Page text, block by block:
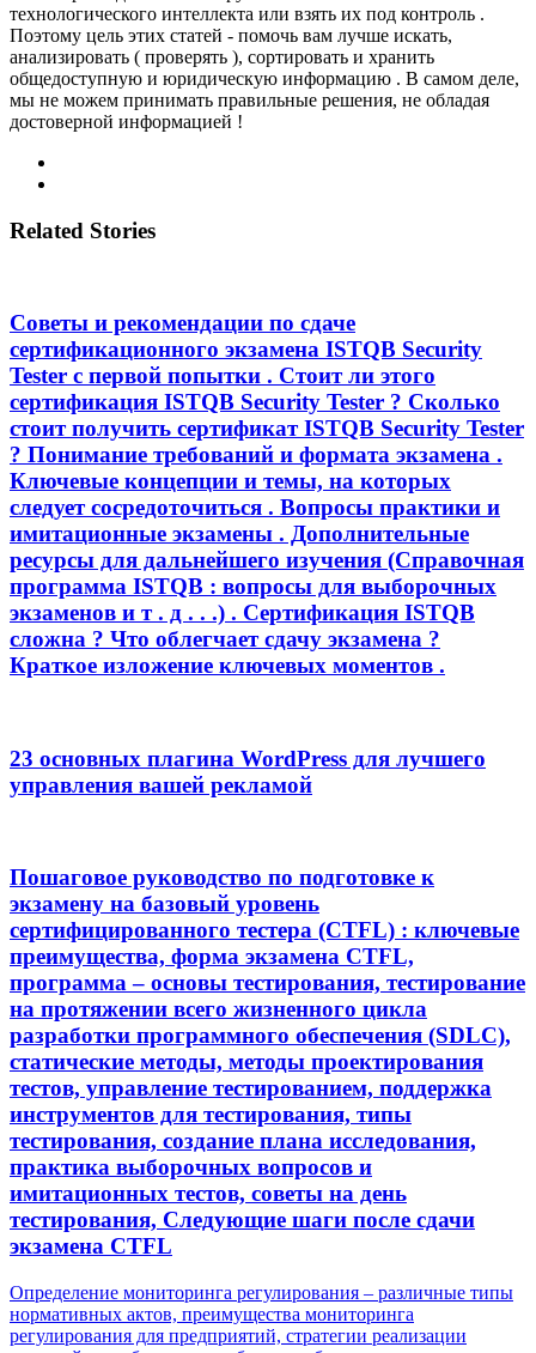
технологического интеллекта или взять их под контроль .
Поэтому цель этих статей - помочь вам лучше искать,
анализировать ( проверять ), сортировать и хранить
общедоступную и юридическую информацию . В самом деле,
мы не можем принимать правильные решения, не обладая
достоверной информацией !
Related Stories
Советы и рекомендации по сдаче
сертификационного экзамена ISTQB Security
Tester с первой попытки . Стоит ли этого
сертификация ISTQB Security Tester ? Сколько
стоит получить сертификат ISTQB Security Tester
? Понимание требований и формата экзамена .
Ключевые концепции и темы, на которых
следует сосредоточиться . Вопросы практики и
имитационные экзамены . Дополнительные
ресурсы для дальнейшего изучения (Справочная
программа ISTQB : вопросы для выборочных
экзаменов и т . д . . .) . Сертификация ISTQB
сложна ? Что облегчает сдачу экзамена ?
Краткое изложение ключевых моментов .
23 основных плагина WordPress для лучшего
управления вашей рекламой
Пошаговое руководство по подготовке к
экзамену на базовый уровень
сертифицированного тестера (CTFL) : ключевые
преимущества, форма экзамена CTFL,
программа – основы тестирования, тестирование
на протяжении всего жизненного цикла
разработки программного обеспечения (SDLC),
статические методы, методы проектирования
тестов, управление тестированием, поддержка
инструментов для тестирования, типы
тестирования, создание плана исследования,
практика выборочных вопросов и
имитационных тестов, советы на день
тестирования, Следующие шаги после сдачи
экзамена CTFL
Post
navigation
Previous
Post
Определение мониторинга регулирования – различные типы
нормативных актов, преимущества мониторинга
регулирования для предприятий, стратегии реализации